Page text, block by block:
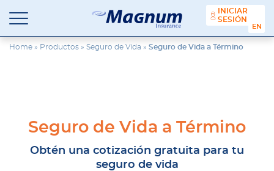
contenido
Seguros
Magnum
Agencia
de
INICIAR
SESIÓN
Home » Productos » Seguro de Vida » Seguro de Vida a Término
Seguro de Vida a Término
Obtén una cotización gratuita para tu
seguro de vida